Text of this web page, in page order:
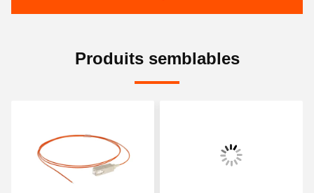
Produits semblables